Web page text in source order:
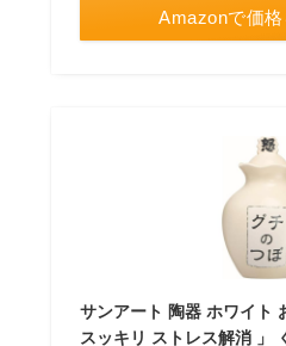
Amazonで価
サンアート 陶器 ホワイト
スッキリ ストレス解消 」